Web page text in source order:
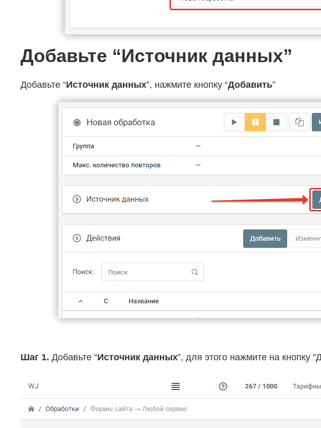
Добавьте “Источник данных”
Добавьте “Источник данных”, нажмите кнопку “Добавить”
Шаг 1. Добавьте “Источник данных”, для этого нажмите на кнопку